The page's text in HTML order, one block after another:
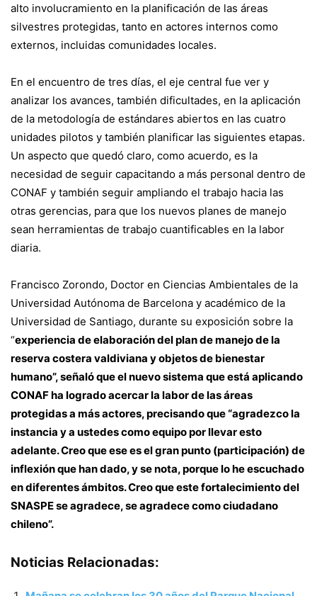
alto involucramiento en la planificación de las áreas
silvestres protegidas, tanto en actores internos como
externos, incluidas comunidades locales.
En el encuentro de tres días, el eje central fue ver y
analizar los avances, también dificultades, en la aplicación
de la metodología de estándares abiertos en las cuatro
unidades pilotos y también planificar las siguientes etapas.
Un aspecto que quedó claro, como acuerdo, es la
necesidad de seguir capacitando a más personal dentro de
CONAF y también seguir ampliando el trabajo hacia las
otras gerencias, para que los nuevos planes de manejo
sean herramientas de trabajo cuantificables en la labor
diaria.
Francisco Zorondo, Doctor en Ciencias Ambientales de la
Universidad Autónoma de Barcelona y académico de la
Universidad de Santiago, durante su exposición sobre la
“experiencia de elaboración del plan de manejo de la
reserva costera valdiviana y objetos de bienestar
humano”, señaló que el nuevo sistema que está aplicando
CONAF ha logrado acercar la labor de las áreas
protegidas a más actores, precisando que “agradezco la
instancia y a ustedes como equipo por llevar esto
adelante. Creo que ese es el gran punto (participación) de
inflexión que han dado, y se nota, porque lo he escuchado
en diferentes ámbitos. Creo que este fortalecimiento del
SNASPE se agradece, se agradece como ciudadano
chileno”.
Noticias Relacionadas: